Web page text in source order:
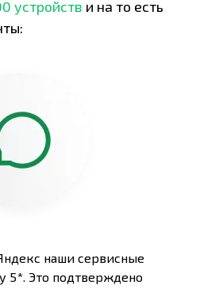
устройств и на то есть
наши сервисные
5*. Это подтверждено